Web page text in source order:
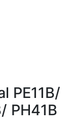
PE11B/
PH41B